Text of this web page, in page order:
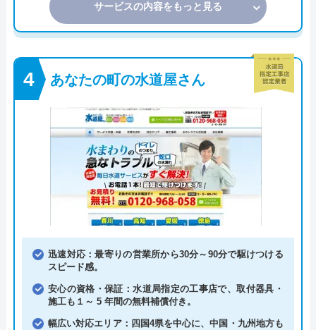
サービスの内容をもっと見る
あなたの町の水道屋さん
迅速対応：最寄りの営業所から30分～90分で駆けつける
スピード感。
安心の資格・保証：水道局指定の工事店で、取付器具・
施工も１～ 5 年間の無料補償付き。
幅広い対応エリア：四国4県を中心に、中国・九州地方も